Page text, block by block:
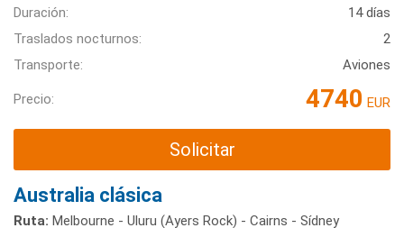
Duración:
14 días
Traslados nocturnos:
2
Transporte:
Aviones
Precio: 4740 EUR
Solicitar
Australia clásica
Ruta: Melbourne - Uluru (Ayers Rock) - Cairns - Sídney